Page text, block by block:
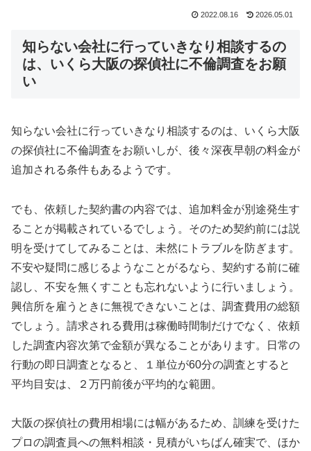
2022.08.16 2026.05.01
知らない会社に行っていきなり相談するの
は、いくら大阪の探偵社に不倫調査をお願
い
知らない会社に行っていきなり相談するのは、いくら大阪
の探偵社に不倫調査をお願いしが、後々深夜早朝の料金が
追加される条件もあるようです。
でも、依頼した契約書の内容では、追加料金が別途発生す
ることが掲載されているでしょう。そのため契約前には説
明を受けてしてみることは、未然にトラブルを防ぎます。
不安や疑問に感じるようなことがるなら、契約する前に確
認し、不安を無くすことも忘れないように行いましょう。
興信所を雇うときに無視できないことは、調査費用の総額
でしょう。請求される費用は稼働時間制だけでなく、依頼
した調査内容次第で金額が異なることがあります。日常の
行動の即日調査となると、１単位が60分の調査とすると
平均目安は、２万円前後が平均的な範囲。
大阪の探偵社の費用相場には幅があるため、訓練を受けた
プロの調査員への無料相談・見積がいちばん確実で、ほか